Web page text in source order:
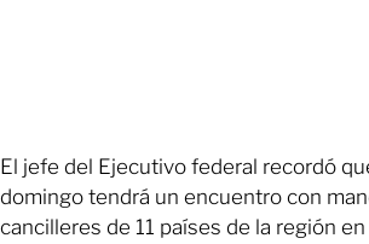
El jefe del Ejecutivo federal recordó
domingo tendrá un encuentro con
cancilleres de 11 países de la región